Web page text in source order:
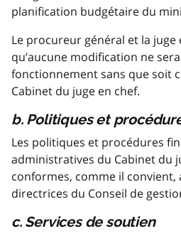
planification budgétaire du
Le procureur général et la
qu’aucune modification ne
fonctionnement sans que soit
Cabinet du juge en chef.
b. Politiques et
Les politiques et procédures
administratives du Cabinet du
conformes, comme il convient,
directrices du Conseil de
c. Services de soutien